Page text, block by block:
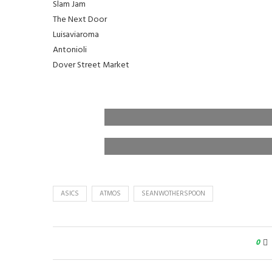
Slam Jam
The Next Door
Luisaviaroma
Antonioli
Dover Street Market
ASICS ATMOS SEANWOTHERSPOON
0